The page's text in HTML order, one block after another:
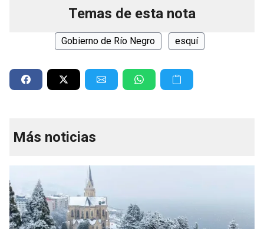
Temas de esta nota
Gobierno de Río Negro esquí
Más noticias